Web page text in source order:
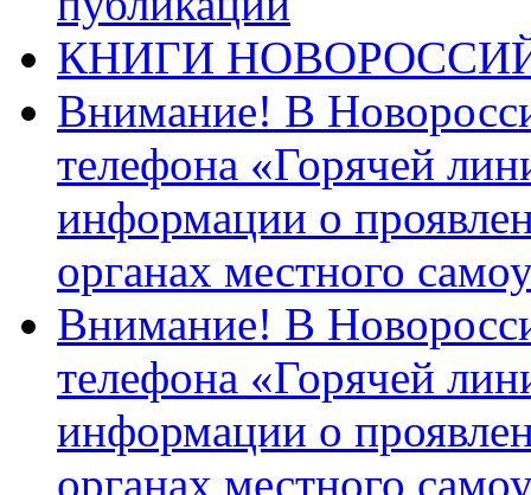
КНИГИ
Внимание! В
телефона «Горячей
информации о
органах местного
Внимание! В
телефона «Горячей
информации о
органах местного